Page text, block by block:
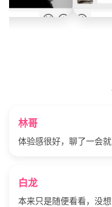
林哥
体验感很好，聊了一会
白龙
本来只是随便看看，没